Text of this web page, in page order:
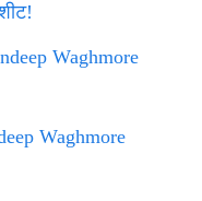
Waghmore
Waghmore